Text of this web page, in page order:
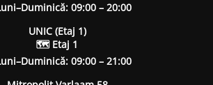
09:00 – 20:00
UNIC (Etaj 1)
🗺 Etaj 1
09:00 – 21:00